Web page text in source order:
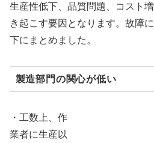
生産性低下、品質問題、コスト
き起こす要因となります。故障
下にまとめました。
製造部門の関心が低い
・工数上、作
業者に生産以